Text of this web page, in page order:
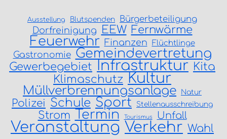
Ausstellung Blutspenden Bürgerbeteiligung
Dorfreinigung EEW Fernwärme
Feuerwehr Finanzen Flüchtlinge
Gastronomie Gemeindevertretung
Gewerbegebiet Infrastruktur Kita
Klimaschutz Kultur
Müllverbrennungsanlage Natur
Polizei Schule Sport Stellenausschreibung
Strom Termin Tourismus Unfall
Veranstaltung Verkehr Wahl